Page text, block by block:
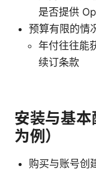
是否提供
预算有限的情
年付往往能
续订条款
安装与基
为例）
购买与账号创